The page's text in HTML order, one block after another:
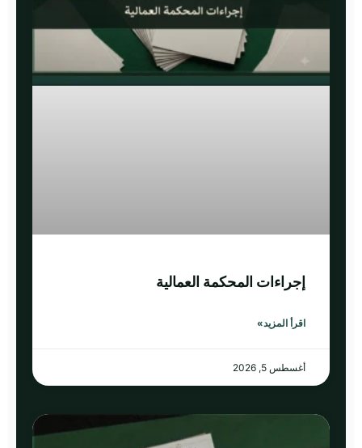
إجراءات المحكمة العمالية
اقرأ المزيد»
أغسطس 5, 2026